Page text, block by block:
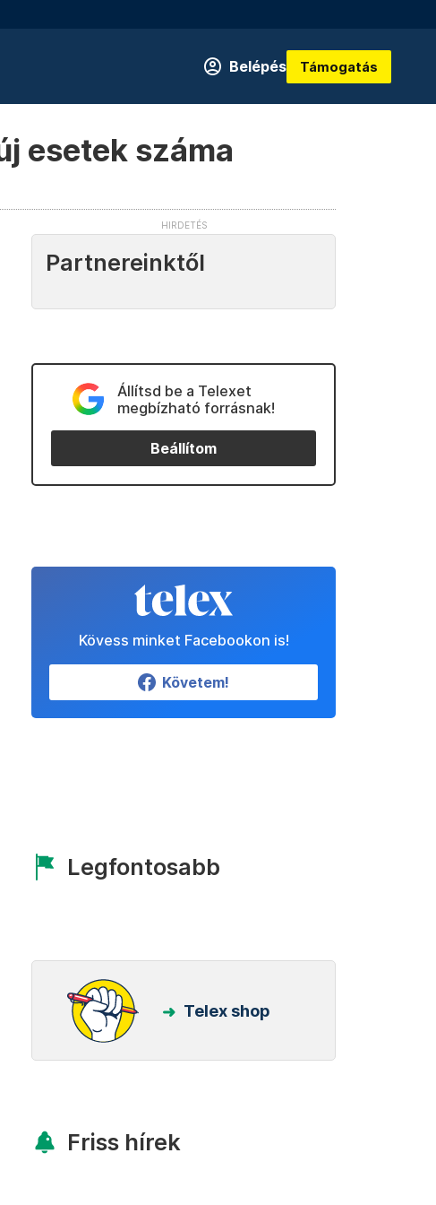
Belépés Támogatás
esetek száma
Partnereinktől
Állítsd be a Telexet
megbízható forrásnak!
Beállítom
Kövess minket Facebookon is!
Követem!
Legfontosabb
Telex shop
Friss hírek